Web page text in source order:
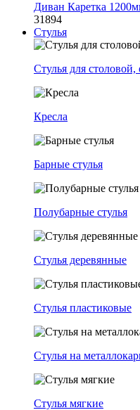
Диван Каретка
31894
Стулья
Стулья для
Кресла
Барные стулья
Полубарные стулья
Стулья деревянные
Стулья пластиковые
Стулья на
Стулья мягкие